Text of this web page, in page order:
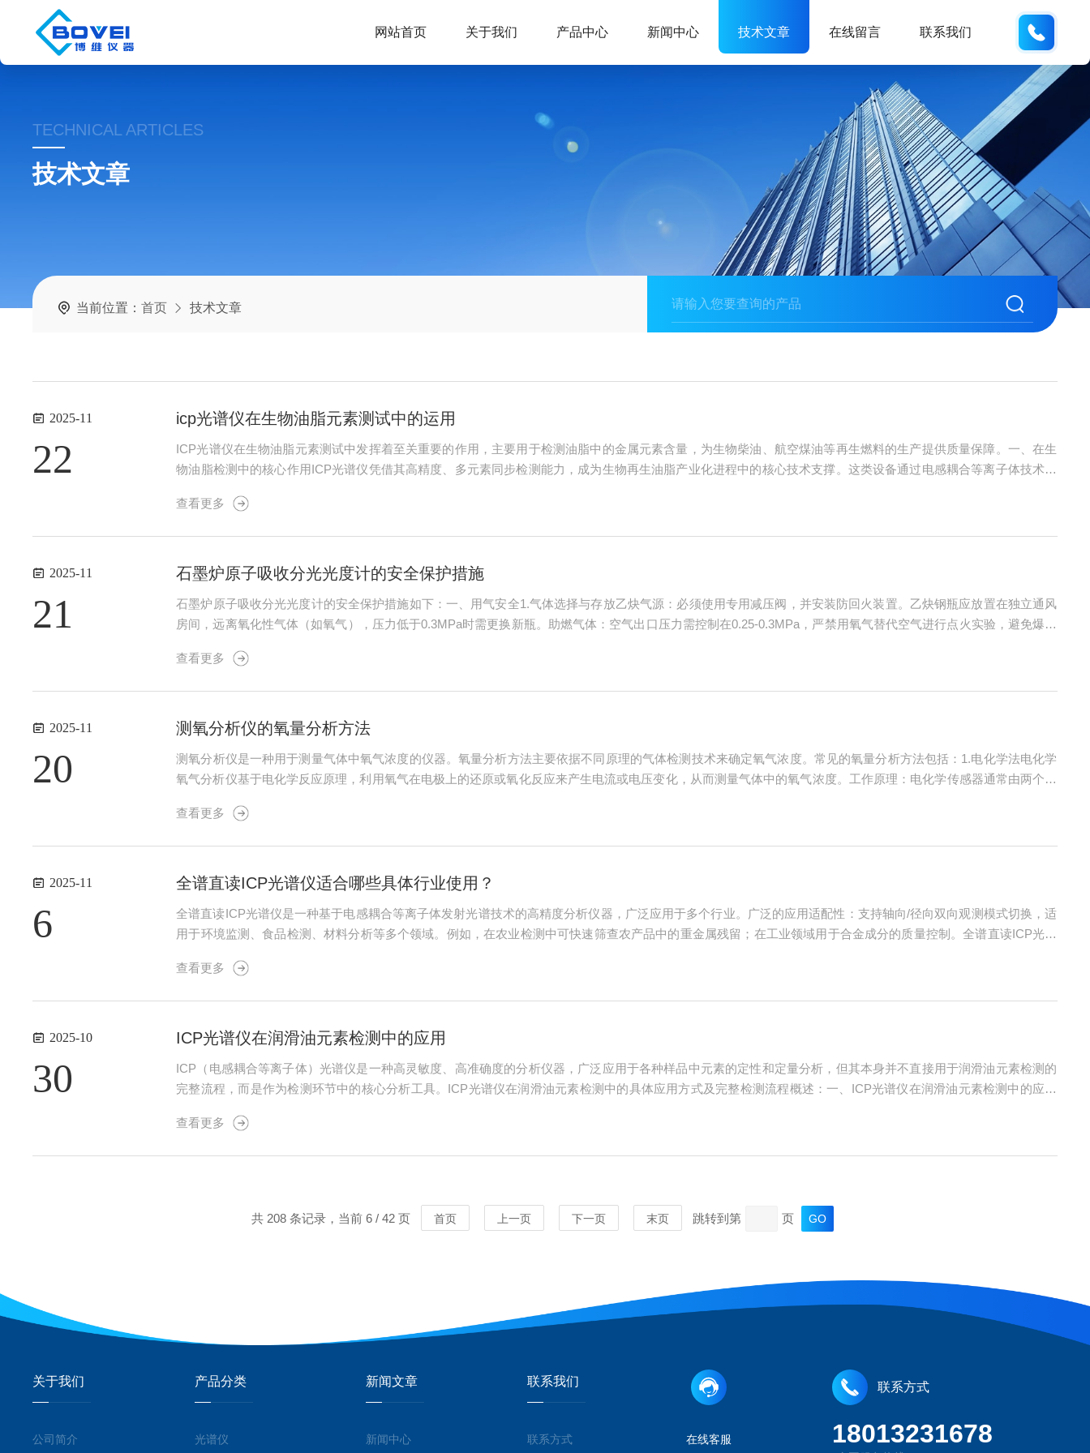
网站首页 关于我们 产品中心 新闻中心 技术文章 在线留言 联系我们
TECHNICAL ARTICLES
技术文章
当前位置：首页 技术文章
2025-11
22
icp光谱仪在生物油脂元素测试中的运用
ICP光谱仪在生物油脂元素测试中发挥着至关重要的作用，主要用于检测油脂中的金属元素含量，为生物柴油、航空煤油等再生燃料的生产提供质量保障。一、在生
物油脂检测中的核心作用ICP光谱仪凭借其高精度、多元素同步检测能力，成为生物再生油脂产业化进程中的核心技术支撑。这类设备通过电感耦合等离子体技术，
藻油等，其成分中常混杂铅、汞、镉等重金属及...
查看更多
2025-11
21
石墨炉原子吸收分光光度计的安全保护措施
石墨炉原子吸收分光光度计的安全保护措施如下：一、用气安全1.气体选择与存放乙炔气源：必须使用专用减压阀，并安装防回火装置。乙炔钢瓶应放置在独立通风
房间，远离氧化性气体（如氧气），压力低于0.3MPa时需更换新瓶。助燃气体：空气出口压力需控制在0.25-0.3MPa，严禁用氧气替代空气进行点火实验，避免爆炸
墨管损坏。2....
查看更多
2025-11
20
测氧分析仪的氧量分析方法
测氧分析仪是一种用于测量气体中氧气浓度的仪器。氧量分析方法主要依据不同原理的气体检测技术来确定氧气浓度。常见的氧量分析方法包括：1.电化学法电化学
氧气分析仪基于电化学反应原理，利用氧气在电极上的还原或氧化反应来产生电流或电压变化，从而测量气体中的氧气浓度。工作原理：电化学传感器通常由两个电
测量电流的变化，可以准确地计算出气体中的氧气浓...
查看更多
2025-11
6
全谱直读ICP光谱仪适合哪些具体行业使用？
全谱直读ICP光谱仪是一种基于电感耦合等离子体发射光谱技术的高精度分析仪器，广泛应用于多个行业。广泛的应用适配性：支持轴向/径向双向观测模式切换，适
用于环境监测、食品检测、材料分析等多个领域。例如，在农业检测中可快速筛查农产品中的重金属残留；在工业领域用于合金成分的质量控制。全谱直读ICP光谱
物，满足污染源追踪与生态评估需求。2....
查看更多
2025-10
30
ICP光谱仪在润滑油元素检测中的应用
ICP（电感耦合等离子体）光谱仪是一种高灵敏度、高准确度的分析仪器，广泛应用于各种样品中元素的定性和定量分析，但其本身并不直接用于润滑油元素检测的
完整流程，而是作为检测环节中的核心分析工具。ICP光谱仪在润滑油元素检测中的具体应用方式及完整检测流程概述：一、ICP光谱仪在润滑油元素检测中的应用
稀释与过滤：消解后的样品可能需要稀释至...
查看更多
共 208 条记录，当前 6 / 42 页 首页 上一页 下一页 末页 跳转到第 页
关于我们
公司简介
产品分类
光谱仪
新闻文章
新闻中心
联系我们
联系方式 在线客服
联系方式
18013231678